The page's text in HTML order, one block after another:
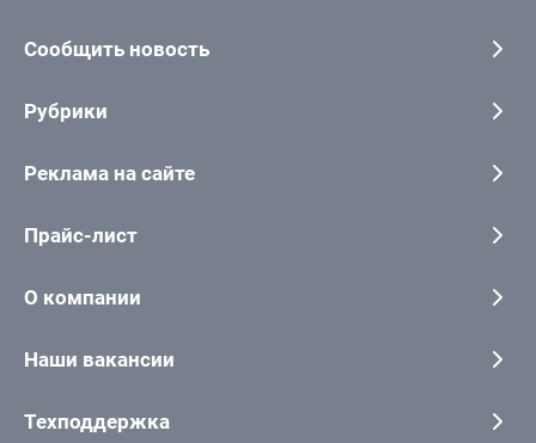
Сообщить новость
Рубрики
Реклама на сайте
Прайс-лист
О компании
Наши вакансии
Техподдержка